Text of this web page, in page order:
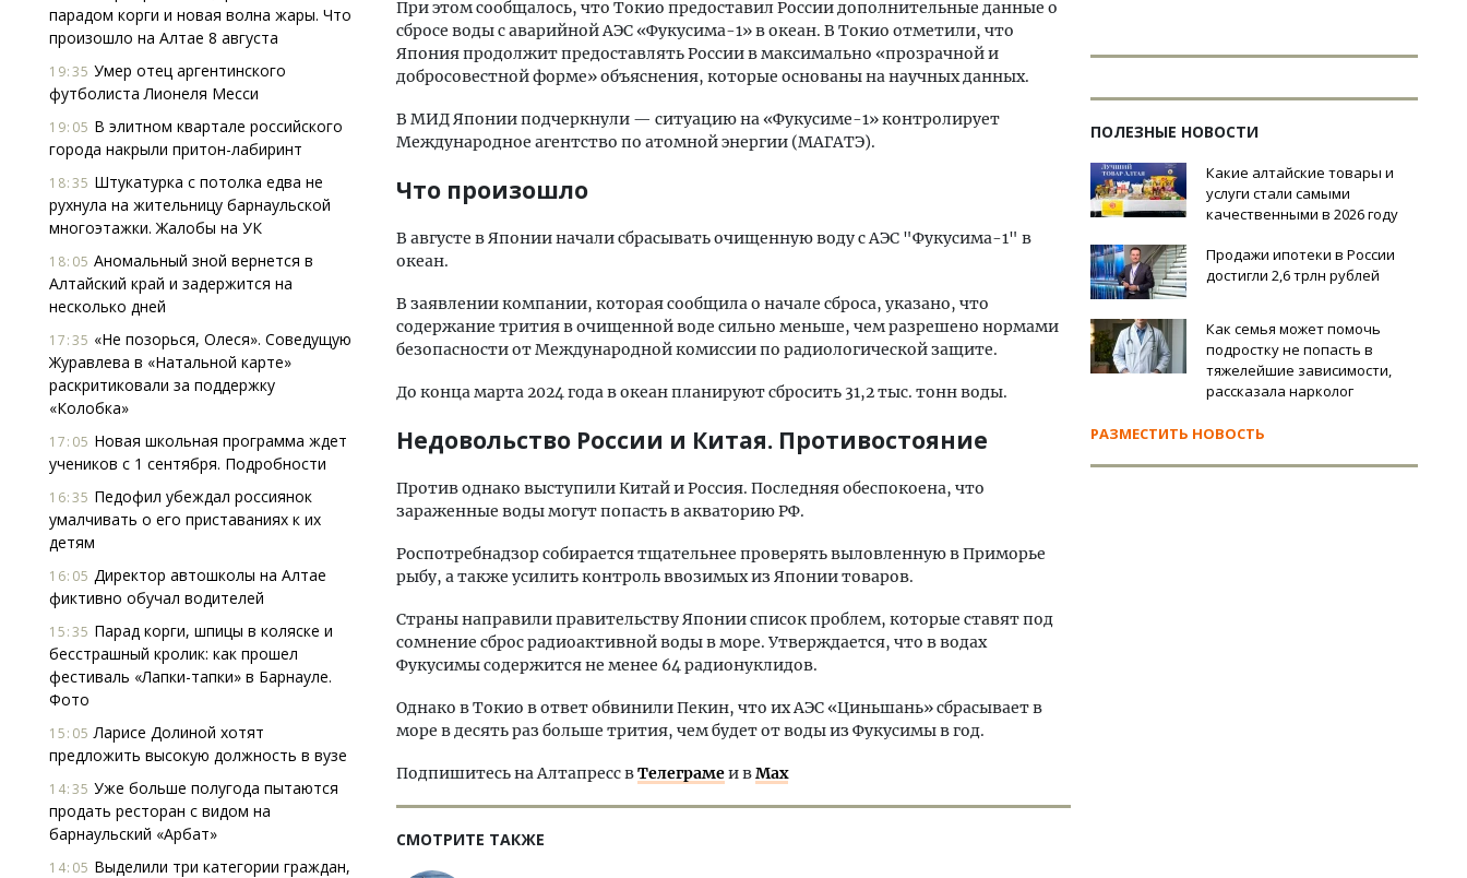
парадом корги и новая волна жары. Что
произошло на Алтае 8 августа
19:35 Умер отец аргентинского
футболиста Лионеля Месси
19:05 В элитном квартале российского
города накрыли притон-лабиринт
18:35 Штукатурка с потолка едва не
рухнула на жительницу барнаульской
многоэтажки. Жалобы на УК
18:05 Аномальный зной вернется в
Алтайский край и задержится на
несколько дней
17:35 «Не позорься, Олеся». Соведущую
Журавлева в «Натальной карте»
раскритиковали за поддержку
«Колобка»
17:05 Новая школьная программа ждет
учеников с 1 сентября. Подробности
16:35 Педофил убеждал россиянок
умалчивать о его приставаниях к их
детям
16:05 Директор автошколы на Алтае
фиктивно обучал водителей
15:35 Парад корги, шпицы в коляске и
бесстрашный кролик: как прошел
фестиваль «Лапки-тапки» в Барнауле.
Фото
15:05 Ларисе Долиной хотят
предложить высокую должность в вузе
14:35 Уже больше полугода пытаются
продать ресторан с видом на
барнаульский «Арбат»
14:05 Выделили три категории граждан,
При этом сообщалось, что Токио предоставил России дополнительные данные о
сбросе воды с аварийной АЭС «Фукусима-1» в океан. В Токио отметили, что
Япония продолжит предоставлять России в максимально «прозрачной и
добросовестной форме» объяснения, которые основаны на научных данных.
В МИД Японии подчеркнули — ситуацию на «Фукусиме-1» контролирует
Международное агентство по атомной энергии (МАГАТЭ).
Что произошло
В августе в Японии начали сбрасывать очищенную воду с АЭС "Фукусима-1" в
океан.
В заявлении компании, которая сообщила о начале сброса, указано, что
содержание трития в очищенной воде сильно меньше, чем разрешено нормами
безопасности от Международной комиссии по радиологической защите.
До конца марта 2024 года в океан планируют сбросить 31,2 тыс. тонн воды.
Недовольство России и Китая. Противостояние
Против однако выступили Китай и Россия. Последняя обеспокоена, что
зараженные воды могут попасть в акваторию РФ.
Роспотребнадзор собирается тщательнее проверять выловленную в Приморье
рыбу, а также усилить контроль ввозимых из Японии товаров.
Страны направили правительству Японии список проблем, которые ставят под
сомнение сброс радиоактивной воды в море. Утверждается, что в водах
Фукусимы содержится не менее 64 радионуклидов.
Однако в Токио в ответ обвинили Пекин, что их АЭС «Циньшань» сбрасывает в
море в десять раз больше трития, чем будет от воды из Фукусимы в год.
Подпишитесь на Алтапресс вТелеграмеи вMax
СМОТРИТЕ ТАКЖЕ
ПОЛЕЗНЫЕ НОВОСТИ
Какие алтайские товары и
услуги стали самыми
качественными в 2026 году
Продажи ипотеки в России
достигли 2,6 трлн рублей
Как семья может помочь
подростку не попасть в
тяжелейшие зависимости,
рассказала нарколог
РАЗМЕСТИТЬ НОВОСТЬ